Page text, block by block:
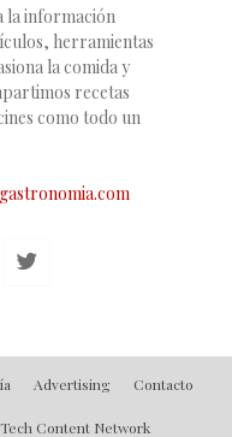
la información
herramientas
la comida y
recetas
como todo un
Advertising Contacto
Content Network